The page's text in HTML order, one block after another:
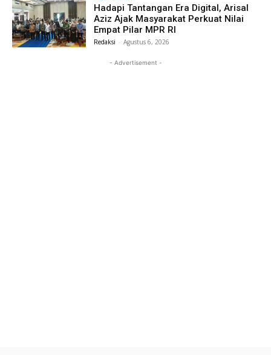
Hadapi Tantangan Era Digital, Arisal
Aziz Ajak Masyarakat Perkuat Nilai
Empat Pilar MPR RI
Redaksi - Agustus 6, 2026
- Advertisement -